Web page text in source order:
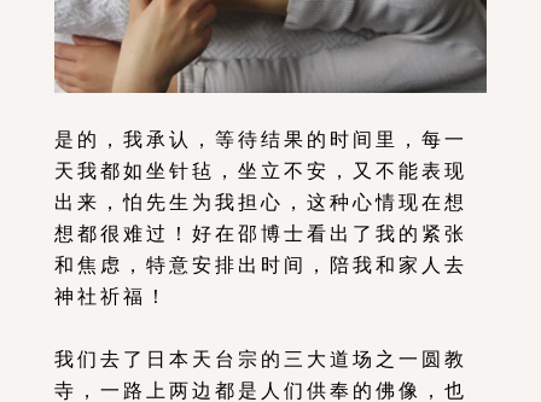
是的，我承认，等待结果的时间里，每一
天我都如坐针毡，坐立不安，又不能表现
出来，怕先生为我担心，这种心情现在想
想都很难过！好在邵博士看出了我的紧张
和焦虑，特意安排出时间，陪我和家人去
神社祈福！
我们去了日本天台宗的三大道场之一圆教
寺，一路上两边都是人们供奉的佛像，也